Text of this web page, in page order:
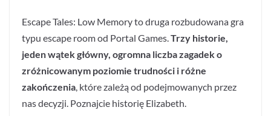
Escape Tales: Low Memory to druga rozbudowana gra
typu escape room od Portal Games.Trzy historie,
jeden wątek główny, ogromna liczba zagadek o
zróżnicowanym poziomie trudności i różne
zakończenia, które zależą od podejmowanych przez
nas decyzji. Poznajcie historię Elizabeth.